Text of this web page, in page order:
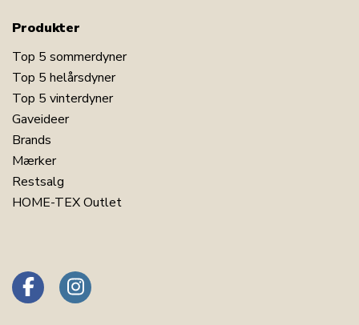
Produkter
Top 5 sommerdyner
Top 5 helårsdyner
Top 5 vinterdyner
Gaveideer
Brands
Mærker
Restsalg
HOME-TEX Outlet